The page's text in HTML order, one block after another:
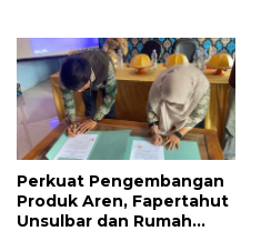
Perkuat Pengembangan
Produk Aren, Fapertahut
Unsulbar dan Rumah